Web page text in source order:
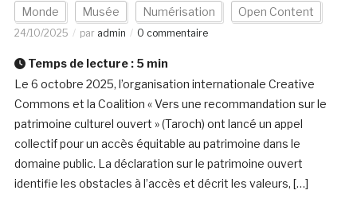
Monde Musée Numérisation Open Content
24/10/2025 par admin 0 commentaire
Temps de lecture : 5 min
Le 6 octobre 2025, l’organisation internationale Creative
Commons et la Coalition « Vers une recommandation sur le
patrimoine culturel ouvert » (Taroch) ont lancé un appel
collectif pour un accès équitable au patrimoine dans le
domaine public. La déclaration sur le patrimoine ouvert
identifie les obstacles à l’accès et décrit les valeurs, […]